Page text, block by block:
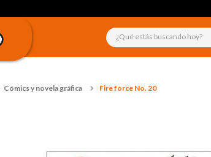
¿Qué estás buscando hoy?
Cómics y novela gráfica Fire force No. 20